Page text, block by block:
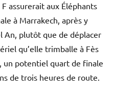
assurerait aux Éléphants
à Marrakech, après y
An, plutôt que de déplacer
qu’elle trimballe à Fès
un potentiel quart de finale
de trois heures de route.